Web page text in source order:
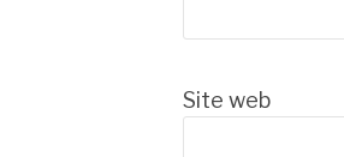
Site web